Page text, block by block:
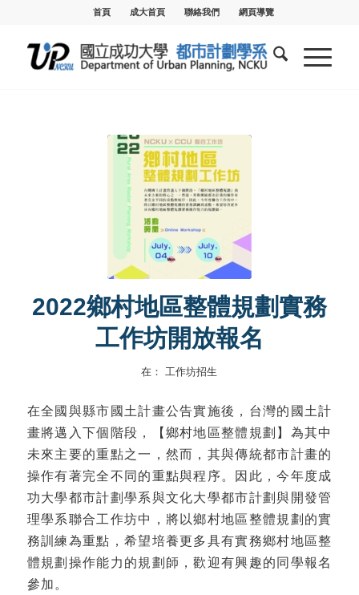
首頁 成大首頁 聯絡我們 網頁導覽
2022鄉村地區整體規劃實務
工作坊開放報名
在：工作坊招生
在全國與縣市國土計畫公告實施後，台灣的國土計
畫將邁入下個階段，【鄉村地區整體規劃】為其中
未來主要的重點之一，然而，其與傳統都市計畫的
操作有著完全不同的重點與程序。因此，今年度成
功大學都市計劃學系與文化大學都市計劃與開發管
理學系聯合工作坊中，將以鄉村地區整體規劃的實
務訓練為重點，希望培養更多具有實務鄉村地區整
體規劃操作能力的規劃師，歡迎有興趣的同學報名
參加。